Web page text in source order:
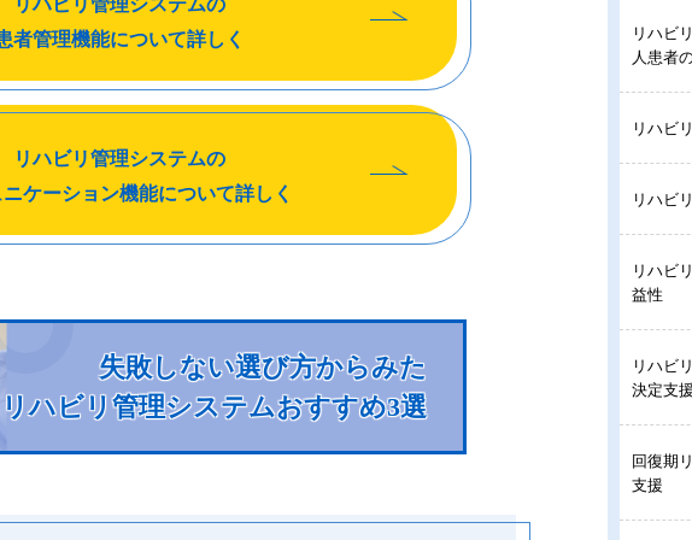
リハビリ管理システムの
者管理機能について詳しく
リハビリ管理システムの
ケーション機能について詳しく
失敗しない選び方からみた
リハビリ管理システムおすすめ3選
リハビ
人患者
リハビ
リハビ
リハビ
益性
リハビ
決定支援
回復期
支援